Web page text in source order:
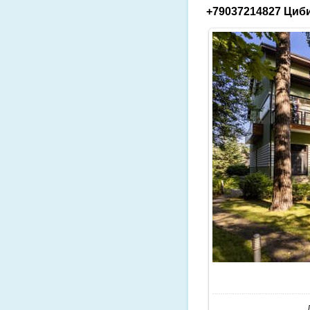
+79037214827